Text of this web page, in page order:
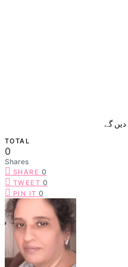
دیں گے
TOTAL
0
Shares
SHARE 0
TWEET 0
PIN IT 0